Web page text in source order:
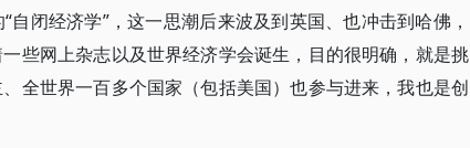
闭经济学”，这一思潮后来波及到英国、也冲击到哈佛，
些网上杂志以及世界经济学会诞生，目的很明确，就是挑
全世界一百多个国家（包括美国）也参与进来，我也是创